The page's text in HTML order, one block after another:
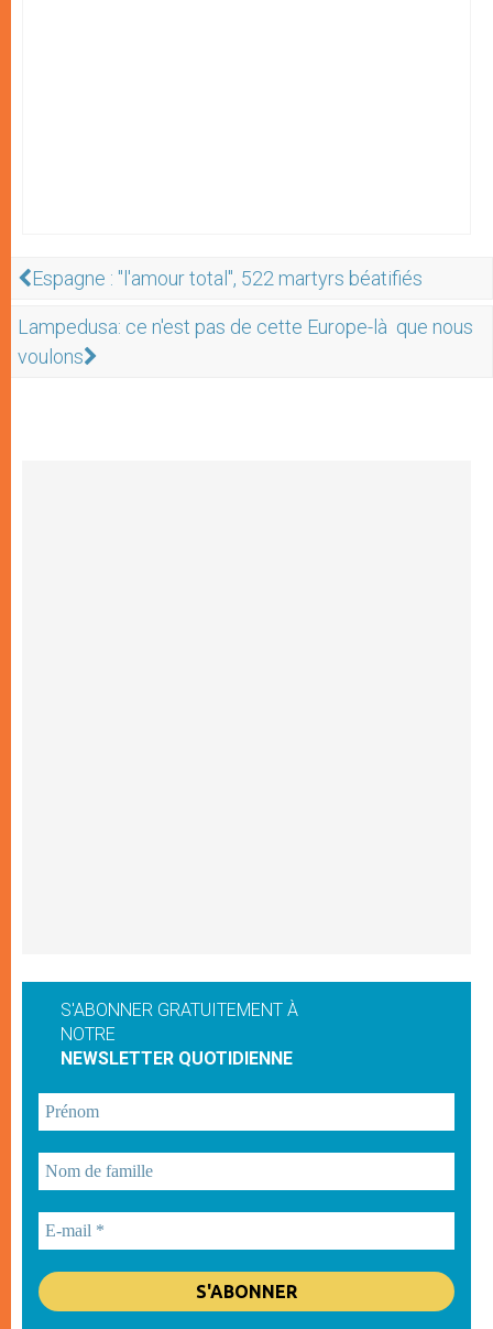
Espagne : "l'amour total", 522 martyrs béatifiés
Lampedusa: ce n'est pas de cette Europe-là que nous
voulons
S'ABONNER GRATUITEMENT À
NOTRE
NEWSLETTER QUOTIDIENNE